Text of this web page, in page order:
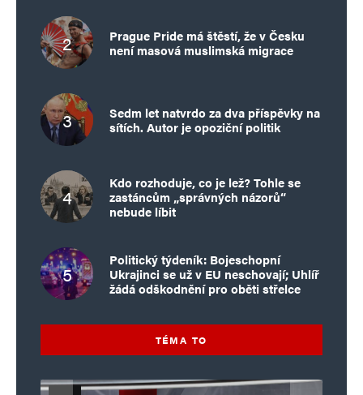
Prague Pride má štěstí, že v Česku
není masová muslimská migrace
Sedm let natvrdo za dva příspěvky na
sítích. Autor je opoziční politik
Kdo rozhoduje, co je lež? Tohle se
zastáncům „správných názorů“
nebude líbit
Politický týdeník: Bojeschopní
Ukrajinci se už v EU neschovají; Uhlíř
žádá odškodnění pro oběti střelce
TÉMA TO